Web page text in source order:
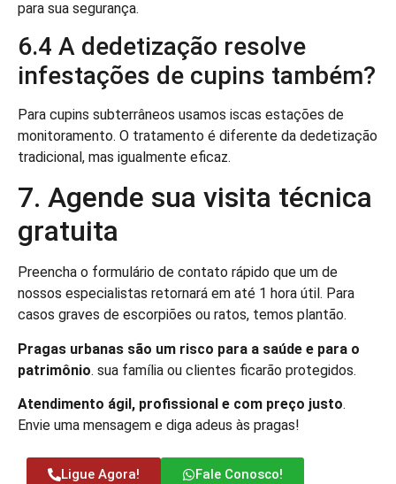
para sua segurança.
6.4 A dedetização resolve
infestações de cupins também?
Para cupins subterrâneos usamos iscas estações de
monitoramento. O tratamento é diferente da dedetização
tradicional, mas igualmente eficaz.
7. Agende sua visita técnica
gratuita
Preencha o formulário de contato rápido que um de
nossos especialistas retornará em até 1 hora útil. Para
casos graves de escorpiões ou ratos, temos plantão.
Pragas urbanas são um risco para a saúde e para o
patrimônio. sua família ou clientes ficarão protegidos.
Atendimento ágil, profissional e com preço justo.
Envie uma mensagem e diga adeus às pragas!
Ligue Agora! Fale Conosco!